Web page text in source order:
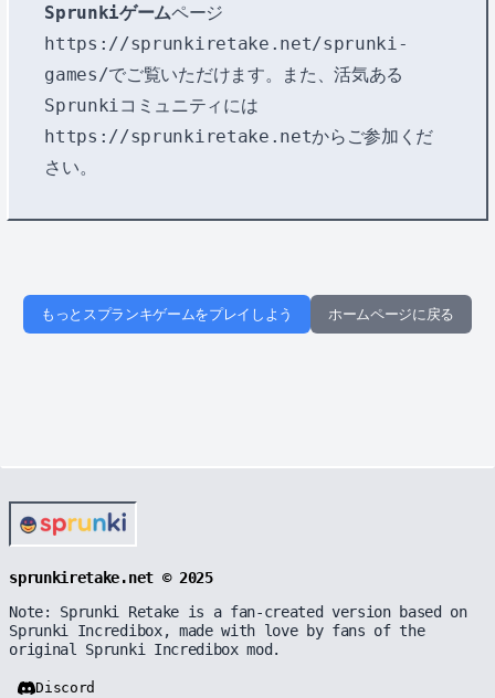
Sprunkiゲームページ
https://sprunkiretake.net/sprunki-
games/でご覧いただけます。また、活気ある
Sprunkiコミュニティには
https://sprunkiretake.netからご参加くだ
さい。
もっとスプランキゲームをプレイしよう ホームページに戻る
sprunkiretake.net © 2025
Note: Sprunki Retake is a fan-created version based on
Sprunki Incredibox, made with love by fans of the
original Sprunki Incredibox mod.
Discord